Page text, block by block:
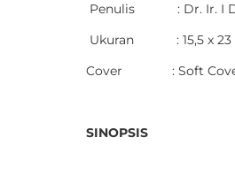
Penulis : Dr. Ir. I
Ukuran : 15,5 x 23
Cover : Soft
SINOPSIS